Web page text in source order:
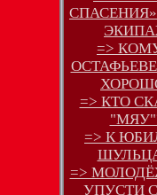
=>
=> КТО
=> К
=>
УПУСТИ